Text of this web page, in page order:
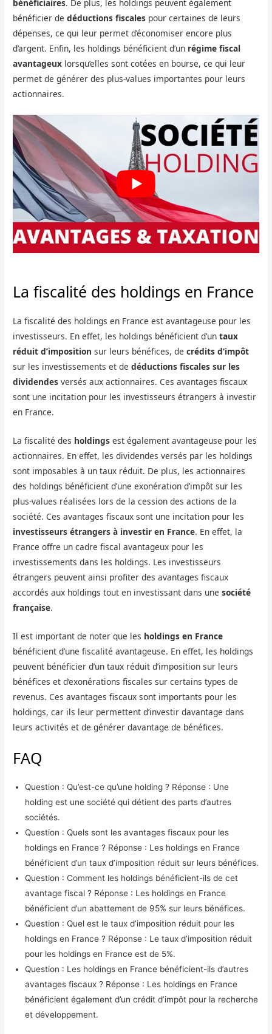
bénéficiaires. De plus, les holdings peuvent également
bénéficier dedéductions fiscales pour certaines de leurs
dépenses, ce qui leur permet d’économiser encore plus
d’argent. Enfin, les holdings bénéficient d’un régime fiscal
avantageux lorsqu’elles sont cotées en bourse, ce qui leur
permet de générer des plus-values importantes pour leurs
actionnaires.
La fiscalité des holdings en France
La fiscalité des holdings en France est avantageuse pour les
investisseurs. En effet, les holdings bénéficient d’untaux
réduit d’imposition sur leurs bénéfices, decrédits d’impôt
sur les investissements et dedéductions fiscales sur les
dividendes versés aux actionnaires. Ces avantages fiscaux
sont une incitation pour les investisseurs étrangers à investir
en France.
La fiscalité des holdings est également avantageuse pour les
actionnaires. En effet, les dividendes versés par les holdings
sont imposables à un taux réduit. De plus, les actionnaires
des holdings bénéficient d’une exonération d’impôt sur les
plus-values réalisées lors de la cession des actions de la
société. Ces avantages fiscaux sont une incitation pour les
investisseurs étrangers à investir en France. En effet, la
France offre un cadre fiscal avantageux pour les
investissements dans les holdings. Les investisseurs
étrangers peuvent ainsi profiter des avantages fiscaux
accordés aux holdings tout en investissant dans unesociété
française.
Il est important de noter que les holdings en France
bénéficient d’une fiscalité avantageuse. En effet, les holdings
peuvent bénéficier d’un taux réduit d’imposition sur leurs
bénéfices et d’exonérations fiscales sur certains types de
revenus. Ces avantages fiscaux sont importants pour les
holdings, car ils leur permettent d’investir davantage dans
leurs activités et de générer davantage de bénéfices.
FAQ
Question : Qu’est-ce qu’une holding ? Réponse : Une
holding est une société qui détient des parts d’autres
sociétés.
Question : Quels sont les avantages fiscaux pour les
holdings en France ? Réponse : Les holdings en France
bénéficient d’un taux d’imposition réduit sur leurs bénéfices.
Question : Comment les holdings bénéficient-ils de cet
avantage fiscal ? Réponse : Les holdings en France
bénéficient d’un abattement de 95% sur leurs bénéfices.
Question : Quel est le taux d’imposition réduit pour les
holdings en France ? Réponse : Le taux d’imposition réduit
pour les holdings en France est de 5%.
Question : Les holdings en France bénéficient-ils d’autres
avantages fiscaux ? Réponse : Les holdings en France
bénéficient également d’un crédit d’impôt pour la recherche
et développement.